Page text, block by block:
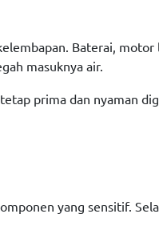
Baterai,
masuknya air.
prima dan nyaman
yang sensitif.